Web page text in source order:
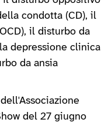
condotta (CD), il
il disturbo da
depressione clinica
da ansia
dell'Associazione
del 27 giugno